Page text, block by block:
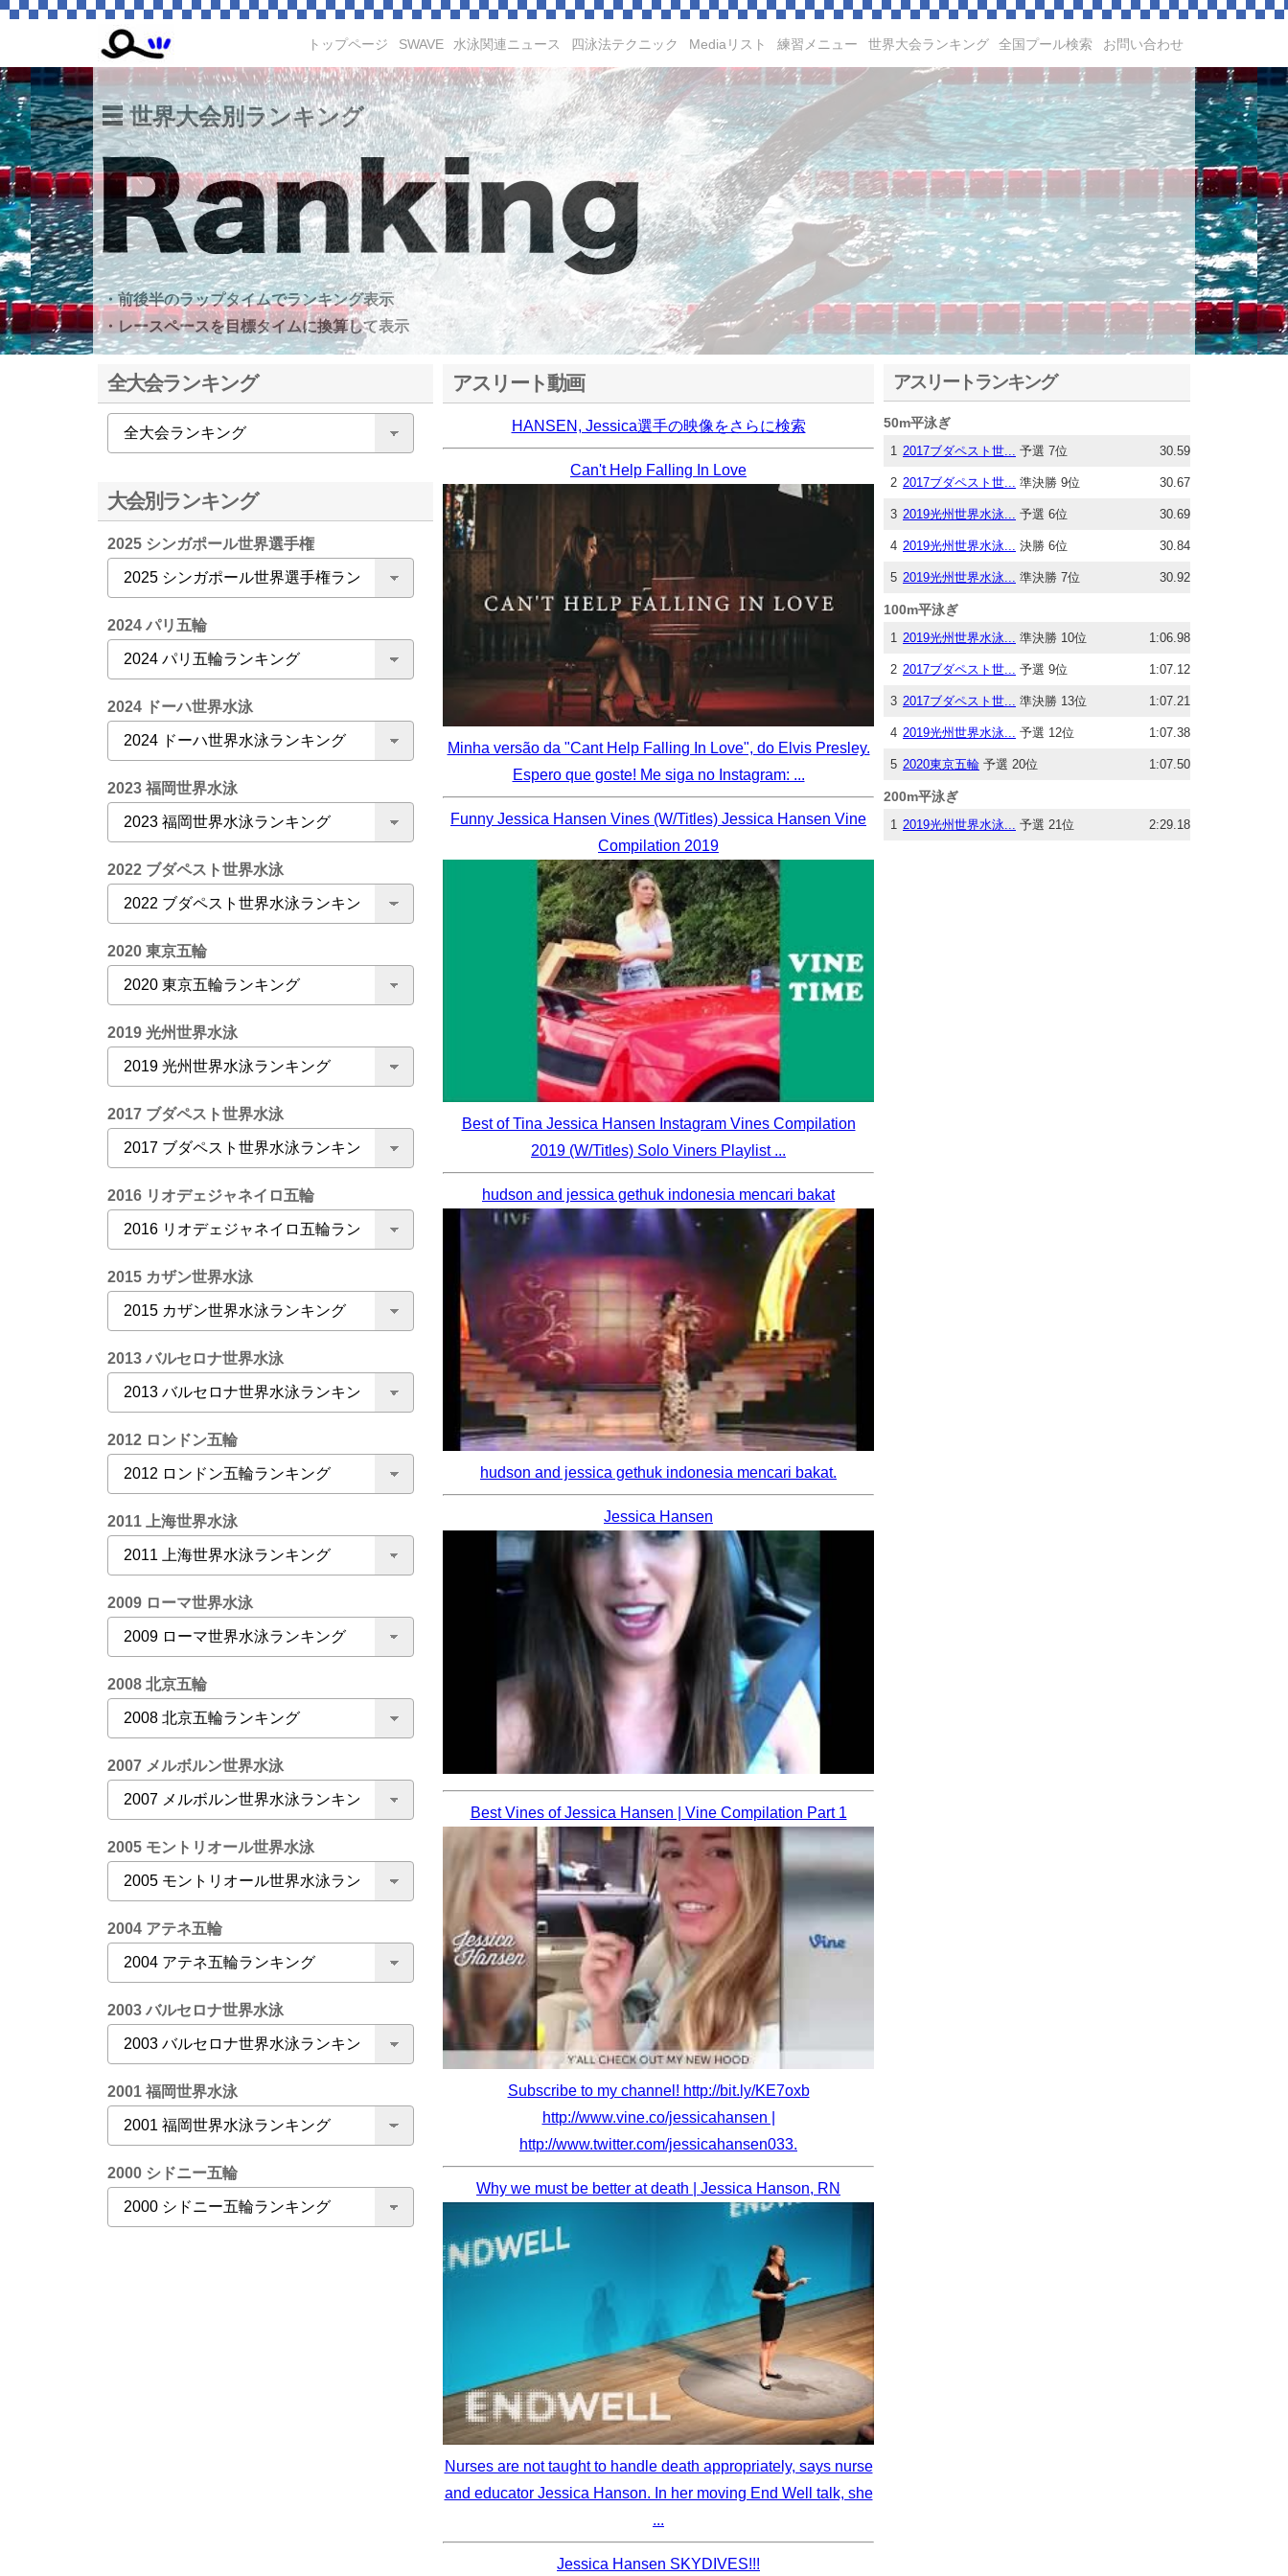
トップページ SWAVE 水泳関連ニュース 四泳法テクニック Mediaリスト 練習メニュー 世界大会ランキング 全国プール検索 お問い合わせ
世界大会別ランキング
・前後半のラップタイムでランキング表示
・レースペースを目標タイムに換算して表示
全大会ランキング
大会別ランキング
2025 シンガポール世界選手権
2024 パリ五輪
2024 ドーハ世界水泳
2023 福岡世界水泳
2022 ブダペスト世界水泳
2020 東京五輪
2019 光州世界水泳
2017 ブダペスト世界水泳
2016 リオデェジャネイロ五輪
2015 カザン世界水泳
2013 バルセロナ世界水泳
2012 ロンドン五輪
2011 上海世界水泳
2009 ローマ世界水泳
2008 北京五輪
2007 メルボルン世界水泳
2005 モントリオール世界水泳
2004 アテネ五輪
2003 バルセロナ世界水泳
2001 福岡世界水泳
2000 シドニー五輪
アスリート動画
HANSEN, Jessica選手の映像をさらに検索
Can't Help Falling In Love
Minha versão da "Cant Help Falling In Love", do Elvis Presley.
Espero que goste! Me siga no Instagram: ...
Funny Jessica Hansen Vines (W/Titles) Jessica Hansen Vine
Compilation 2019
Best of Tina Jessica Hansen Instagram Vines Compilation
2019 (W/Titles) Solo Viners Playlist ...
hudson and jessica gethuk indonesia mencari bakat
hudson and jessica gethuk indonesia mencari bakat.
Jessica Hansen
Best Vines of Jessica Hansen | Vine Compilation Part 1
Subscribe to my channel! http://bit.ly/KE7oxb
http://www.vine.co/jessicahansen |
http://www.twitter.com/jessicahansen033.
Why we must be better at death | Jessica Hanson, RN
Nurses are not taught to handle death appropriately, says nurse
and educator Jessica Hanson. In her moving End Well talk, she
...
Jessica Hansen SKYDIVES!!!
アスリートランキング
50m平泳ぎ
1 2017ブダペスト世... 予選 7位 30.59
2 2017ブダペスト世... 準決勝 9位 30.67
3 2019光州世界水泳... 予選 6位 30.69
4 2019光州世界水泳... 決勝 6位 30.84
5 2019光州世界水泳... 準決勝 7位 30.92
100m平泳ぎ
1 2019光州世界水泳... 準決勝 10位 1:06.98
2 2017ブダペスト世... 予選 9位 1:07.12
3 2017ブダペスト世... 準決勝 13位 1:07.21
4 2019光州世界水泳... 予選 12位 1:07.38
5 2020東京五輪 予選 20位 1:07.50
200m平泳ぎ
1 2019光州世界水泳... 予選 21位 2:29.18